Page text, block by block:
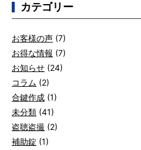
カテゴリー
お客様の声 (7)
お得な情報 (7)
お知らせ (24)
コラム (2)
合鍵作成 (1)
未分類 (41)
盗聴盗撮 (2)
補助錠 (1)